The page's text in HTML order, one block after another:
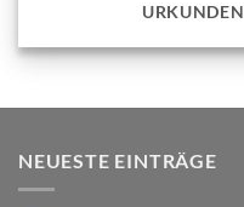
NEUESTE EINTRÄGE